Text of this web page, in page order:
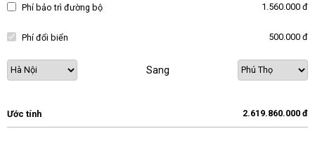
Phí bảo trì đường bộ 1.560.000 đ
Phí đổi biển 500.000 đ
Sang
Ước tính 2.619.860.000 đ